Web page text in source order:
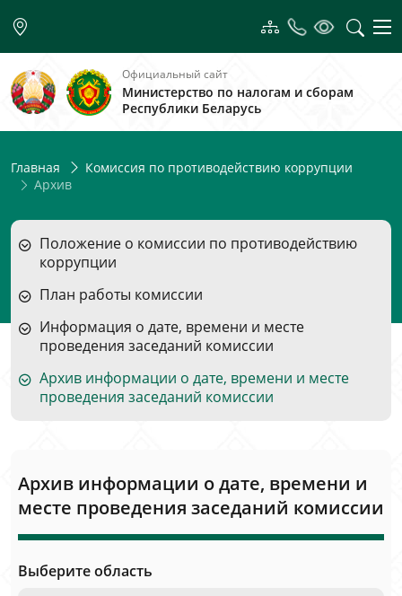
Официальный сайт
Министерство по налогам и сборам
Республики Беларусь
Главная
Комиссия по противодействию коррупции
Архив
Положение о комиссии по противодействию
коррупции
План работы комиссии
Информация о дате, времени и месте
проведения заседаний комиссии
Архив информации о дате, времени и месте
проведения заседаний комиссии
Архив информации о дате, времени и
месте проведения заседаний комиссии
Выберите область